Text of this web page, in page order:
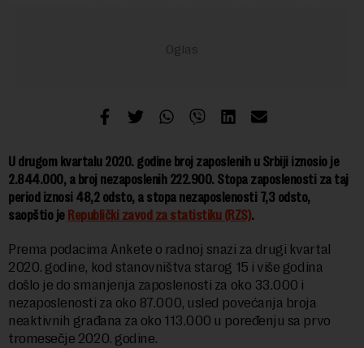
U drugom kvartalu 2020. godine broj zaposlenih u Srbiji iznosio je
2.844.000, a broj nezaposlenih 222.900. Stopa zaposlenosti za taj
period iznosi 48,2 odsto, a stopa nezaposlenosti 7,3 odsto,
saopštio je Republički zavod za statistiku (RZS).
Prema podacima Ankete o radnoj snazi za drugi kvartal
2020. godine, kod stanovništva starog 15 i više godina
došlo je do smanjenja zaposlenosti za oko 33.000 i
nezaposlenosti za oko 87.000, usled povećanja broja
neaktivnih građana za oko 113.000 u poređenju sa prvo
tromesečje 2020. godine.